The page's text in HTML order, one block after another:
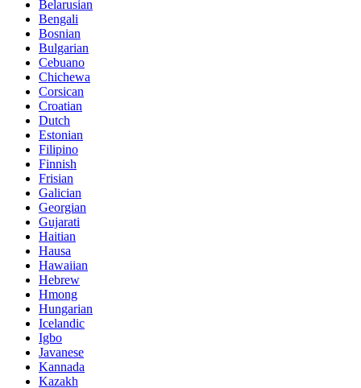
Belarusian
Bengali
Bosnian
Bulgarian
Cebuano
Chichewa
Corsican
Croatian
Dutch
Estonian
Filipino
Finnish
Frisian
Galician
Georgian
Gujarati
Haitian
Hausa
Hawaiian
Hebrew
Hmong
Hungarian
Icelandic
Igbo
Javanese
Kannada
Kazakh